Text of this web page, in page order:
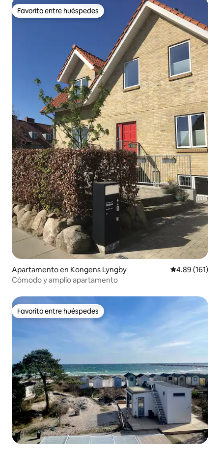
Favorito entre huéspedes
Favorito entre huéspedes
Apartamento en Kongens Lyngby Calificación
4.89 (161)
Cómodo y amplio apartamento
Favorito entre huéspedes
Favorito entre huéspedes